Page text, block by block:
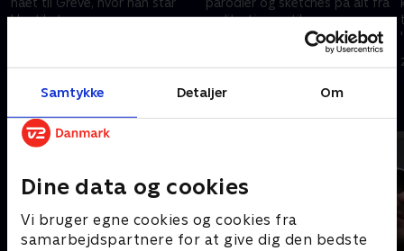
Samtykke Detaljer Om
Dine data og cookies
Vi bruger egne cookies og cookies fra
samarbejdspartnere for at give dig den bedste
klar til at servere ugens
realitystjerner til
tilrettelæggere og vanvittige
tv-koncepter? Her er
'Dybvaaaaad'!
Andre så også